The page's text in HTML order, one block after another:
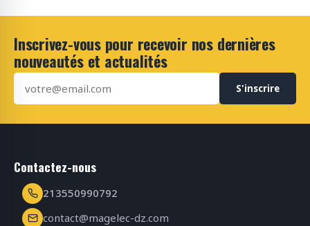
Inscrivez-vous pour recevoir nos dernières
nouveautés et actualités
S'inscrire
Contactez-nous
213550990792
contact@magelec-dz.com